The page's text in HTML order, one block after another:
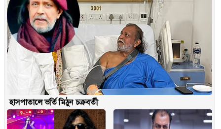
হাসপাতালে ভর্তি মিঠুন চক্রবর্তী